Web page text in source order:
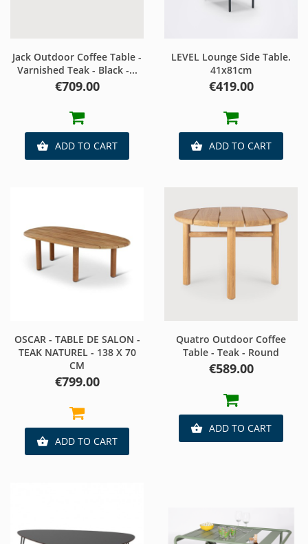
Jack Outdoor Coffee Table -
Varnished Teak - Black -...
Price
€709.00
 ADD TO CART
LEVEL Lounge Side Table.
41x81cm
Price
€419.00
 ADD TO CART
OSCAR - TABLE DE SALON -
TEAK NATUREL - 138 X 70
CM
Price
€799.00
 ADD TO CART
Quatro Outdoor Coffee
Table - Teak - Round
Price
€589.00
 ADD TO CART